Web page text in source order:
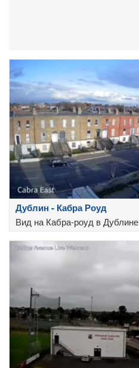
Дублин - Кабра Роуд
Вид на Кабра-роуд в Дублине